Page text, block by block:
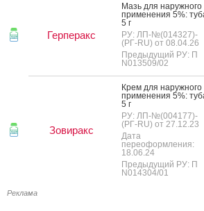
Герперакс
Мазь для на­руж­но­го
при­мене­ния 5%:
5 г
РУ: ЛП-№(014327)-
(РГ-RU) от 08.04.26
Предыдущий РУ: П
N013509/02
Зовиракс
Крем для на­руж­но­го
при­мене­ния 5%:
5 г
РУ: ЛП-№(004177)-
(РГ-RU) от 27.12.23
Дата
переоформления:
18.06.24
Предыдущий РУ: П
N014304/01
Реклама